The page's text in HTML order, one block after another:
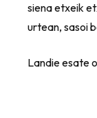
siena etxeik
urtean, sasoi
Landie esate